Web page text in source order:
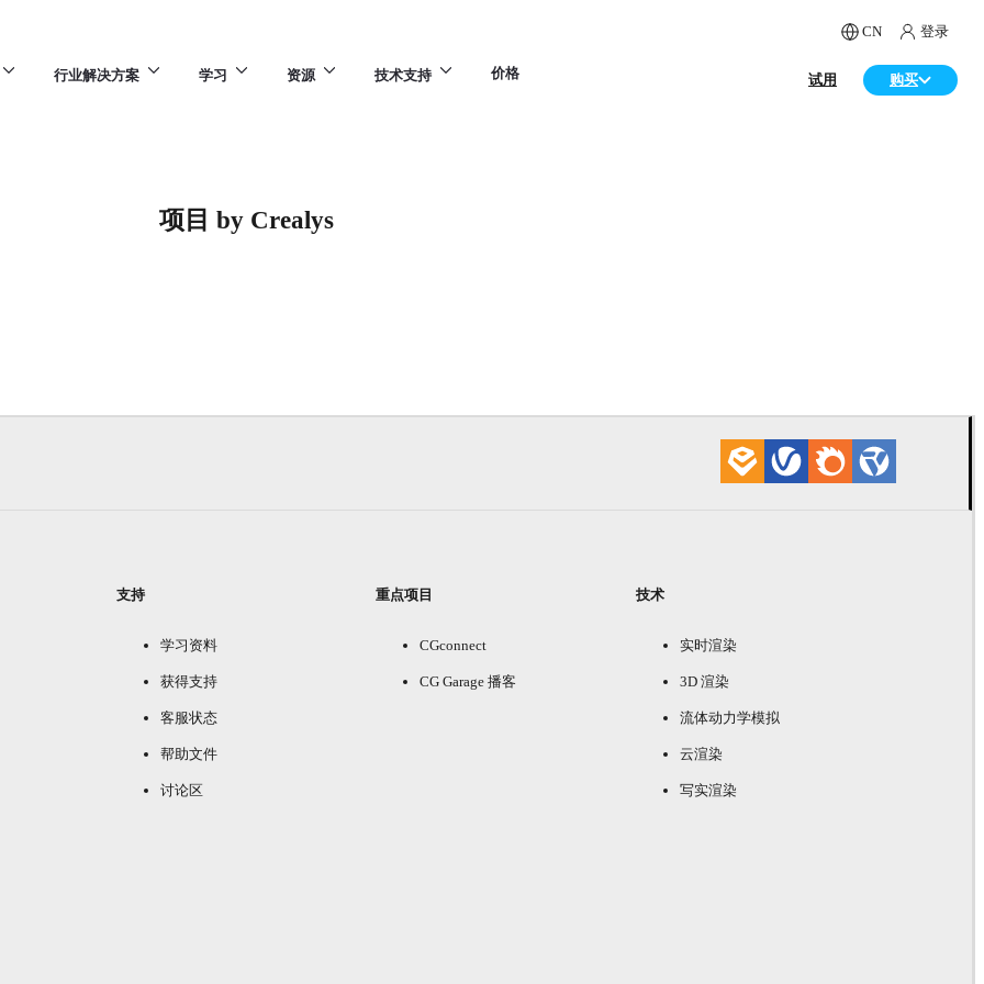
CN 登录
行业解决方案 学习 资源 技术支持 价格 试用 购买
项目 by Crealys
支持
学习资料
获得支持
客服状态
帮助文件
讨论区
重点项目
CGconnect
CG Garage 播客
技术
实时渲染
3D 渲染
流体动力学模拟
云渲染
写实渲染